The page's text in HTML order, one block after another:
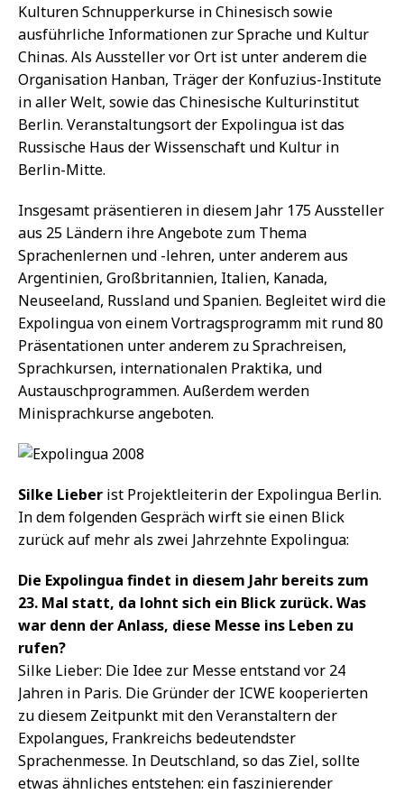
Kulturen Schnupperkurse in Chinesisch sowie
ausführliche Informationen zur Sprache und Kultur
Chinas. Als Aussteller vor Ort ist unter anderem die
Organisation Hanban, Träger der Konfuzius-Institute
in aller Welt, sowie das Chinesische Kulturinstitut
Berlin. Veranstaltungsort der Expolingua ist das
Russische Haus der Wissenschaft und Kultur in
Berlin-Mitte.
Insgesamt präsentieren in diesem Jahr 175 Aussteller
aus 25 Ländern ihre Angebote zum Thema
Sprachenlernen und -lehren, unter anderem aus
Argentinien, Großbritannien, Italien, Kanada,
Neuseeland, Russland und Spanien. Begleitet wird die
Expolingua von einem Vortragsprogramm mit rund 80
Präsentationen unter anderem zu Sprachreisen,
Sprachkursen, internationalen Praktika, und
Austauschprogrammen. Außerdem werden
Minisprachkurse angeboten.
Silke Lieber ist Projektleiterin der Expolingua Berlin.
In dem folgenden Gespräch wirft sie einen Blick
zurück auf mehr als zwei Jahrzehnte Expolingua:
Die Expolingua findet in diesem Jahr bereits zum
23. Mal statt, da lohnt sich ein Blick zurück. Was
war denn der Anlass, diese Messe ins Leben zu
rufen?
Silke Lieber: Die Idee zur Messe entstand vor 24
Jahren in Paris. Die Gründer der ICWE kooperierten
zu diesem Zeitpunkt mit den Veranstaltern der
Expolangues, Frankreichs bedeutendster
Sprachenmesse. In Deutschland, so das Ziel, sollte
etwas ähnliches entstehen: ein faszinierender